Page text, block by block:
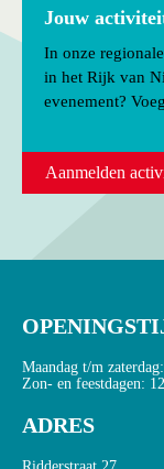
Jouw
In onze
in het Rijk van
evenement?
Aanmelden
Maandag t/m
Zon- en feestdagen:
ADRES